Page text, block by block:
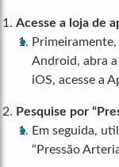
Acesse a loja de
Android, abra
iOS, acesse a
Pesquise por
Em seguida,
“Pressão